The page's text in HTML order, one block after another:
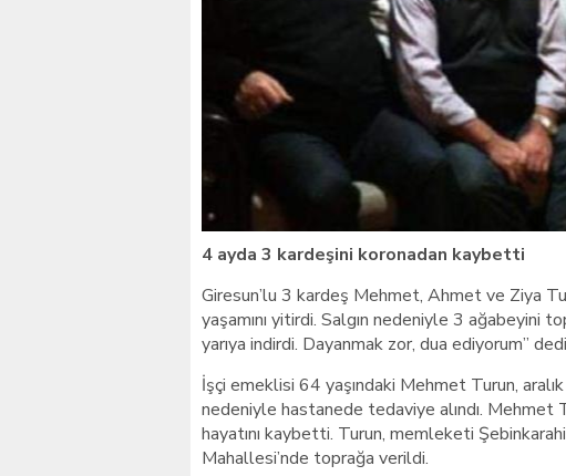
Giresunlu sürücü Orhangazi’de
4 ayda 3 kardeşini koronadan kaybetti
Giresun’lu 3 kardeş Mehmet, Ahmet ve Ziya
yaşamını yitirdi. Salgın nedeniyle 3 ağabeyini
yarıya indirdi. Dayanmak zor, dua ediyorum”
İşçi emeklisi 64 yaşındaki Mehmet Turun, aralık
nedeniyle hastanede tedaviye alındı. Mehmet
hayatını kaybetti. Turun, memleketi
Mahallesi’nde toprağa verildi.